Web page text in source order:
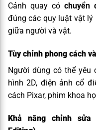
Cảnh quay cóchuyển
đúng các quy luật vật
giữa người và vật.
Tùy chỉnh phong cách
Người dùng có thể yêu
hình 2D, điện ảnh cổ
cách Pixar, phim khoa
Khả năng chỉnh sửa